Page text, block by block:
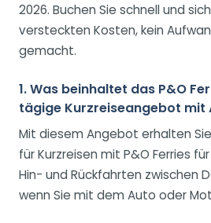
2026. Buchen Sie schnell und
versteckten Kosten, kein
gemacht.
1. Was beinhaltet das P&O
tägige Kurzreiseangebot mit
Mit diesem Angebot erhalten
für Kurzreisen mit P&O Ferries
Hin- und Rückfahrten zwischen
wenn Sie mit dem Auto oder